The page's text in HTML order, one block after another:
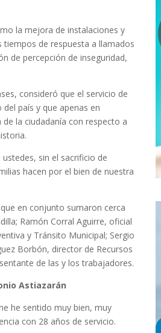
la mejora de instalaciones y
tiempos de respuesta a llamados
de percepción de inseguridad,
consideró que el servicio de
país y que apenas en
la ciudadanía con respecto a
sin el sacrificio de
hacen por el bien de nuestra
en conjunto sumaron cerca
Ramón Corral Aguirre, oficial
y Tránsito Municipal; Sergio
Borbón, director de Recursos
de las y los trabajadores.
Astiazarán
he sentido muy bien, muy
con 28 años de servicio.